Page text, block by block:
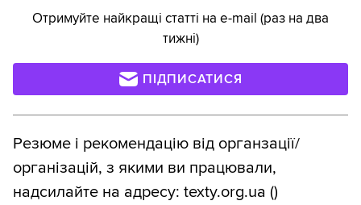
Отримуйте найкращі статті на e-mail (раз на два
тижні)
ПІДПИСАТИСЯ
Резюме і рекомендацію від органзації/
організацій, з якими ви працювали,
надсилайте на адресу: texty.org.ua ()